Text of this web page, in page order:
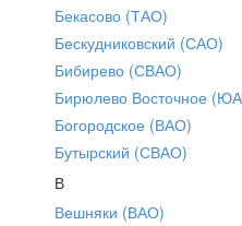
Бекасово (ТАО)
Бескудниковский (САО)
Бибирево (СВАО)
Бирюлево Восточное
Богородское (ВАО)
Бутырский (СВАО)
В
Вешняки (ВАО)